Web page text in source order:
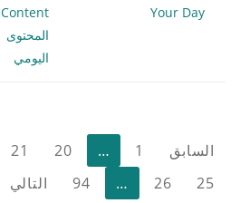
Your Day
Content
المحتوى
اليومي
تعدد
صفحات
السابق 1
…
20
21
25
26
…
94 التالي